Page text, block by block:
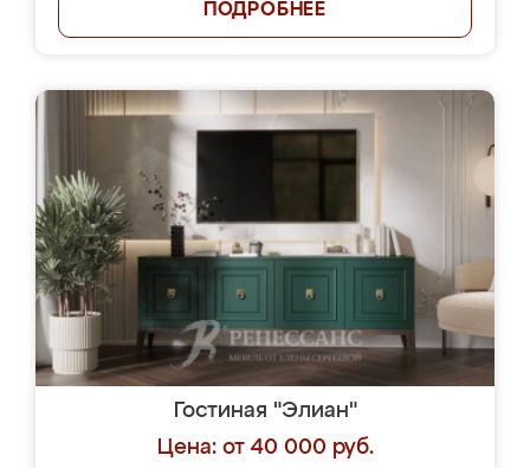
ПОДРОБНЕЕ
Гостиная "Элиан"
Цена: от 40 000 руб.